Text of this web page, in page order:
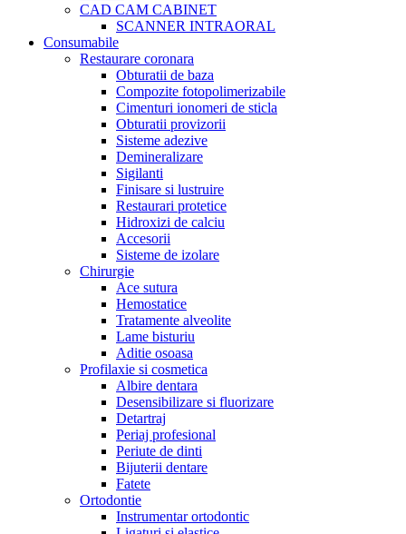
CAD CAM CABINET
SCANNER INTRAORAL
Consumabile
Restaurare coronara
Obturatii de baza
Compozite fotopolimerizabile
Cimenturi ionomeri de sticla
Obturatii provizorii
Sisteme adezive
Demineralizare
Sigilanti
Finisare si lustruire
Restaurari protetice
Hidroxizi de calciu
Accesorii
Sisteme de izolare
Chirurgie
Ace sutura
Hemostatice
Tratamente alveolite
Lame bisturiu
Aditie osoasa
Profilaxie si cosmetica
Albire dentara
Desensibilizare si fluorizare
Detartraj
Periaj profesional
Periute de dinti
Bijuterii dentare
Fatete
Ortodontie
Instrumentar ortodontic